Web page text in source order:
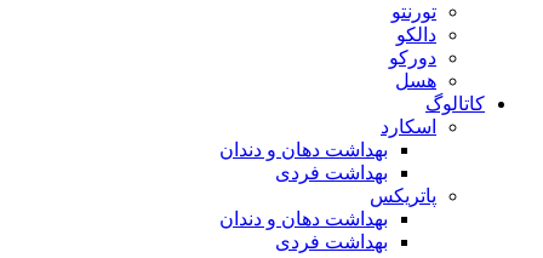
تورنتو
دالکو
دورکو
هسل
کاتالوگ
اسکارد
بهداشت دهان و دندان
بهداشت فردی
پاتریکس
بهداشت دهان و دندان
بهداشت فردی